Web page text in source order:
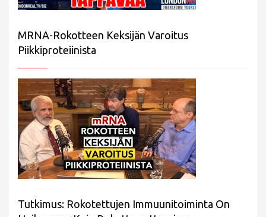
MRNA-Rokotteen Keksijän Varoitus
Piikkiproteiinista
Tutkimus: Rokotettujen Immuunitoiminta On